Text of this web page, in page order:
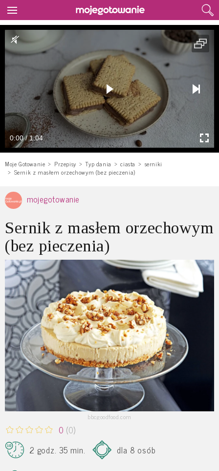
0:00 / 1:04
Moje Gotowanie Przepisy Typ dania ciasta
serniki
Sernik z masłem orzechowym (bez pieczenia)
mojegotowanie
Sernik z masłem orzechowym
(bez pieczenia)
bbcgoodfood.com
0 (0)
2 godz. 35 min.
dla 8 osób